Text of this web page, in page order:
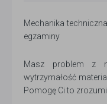
Mechanika
egzaminy
Masz problem z
wytrzymałość
Pomogę Ci to